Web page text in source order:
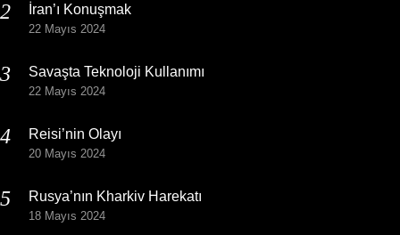
İran’ı Konuşmak
22 Mayıs 2024
Savaşta Teknoloji Kullanımı
22 Mayıs 2024
Reisi’nin Olayı
20 Mayıs 2024
Rusya’nın Kharkiv Harekatı
18 Mayıs 2024